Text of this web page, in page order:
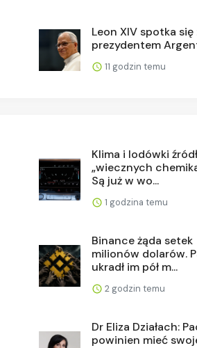
Leon XIV spotka się
prezydentem
11 godzin temu
Klima i lodówki
„wiecznych
Są już w wo...
1 godzina temu
Binance żąda setek
milionów dolarów.
ukradł im pół m...
2 godzin temu
Dr Eliza Działach:
powinien mieć